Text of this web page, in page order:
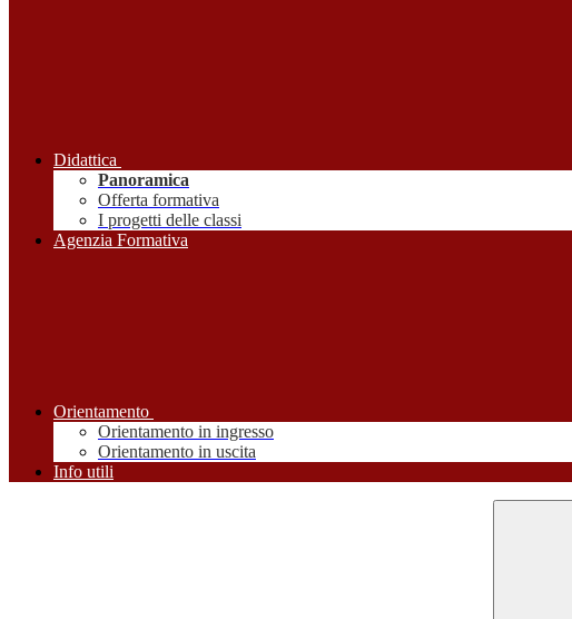
Didattica
Panoramica
Offerta formativa
I progetti delle classi
Agenzia Formativa
Orientamento
Orientamento in ingresso
Orientamento in uscita
Info utili